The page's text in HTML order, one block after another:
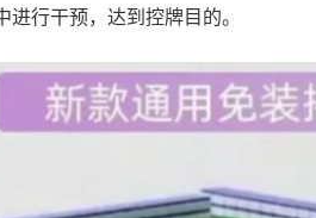
行干预，达到控牌目的。